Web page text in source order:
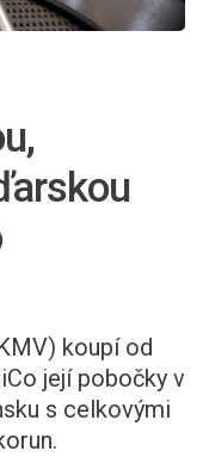
koupí od
její pobočky v
s celkovými